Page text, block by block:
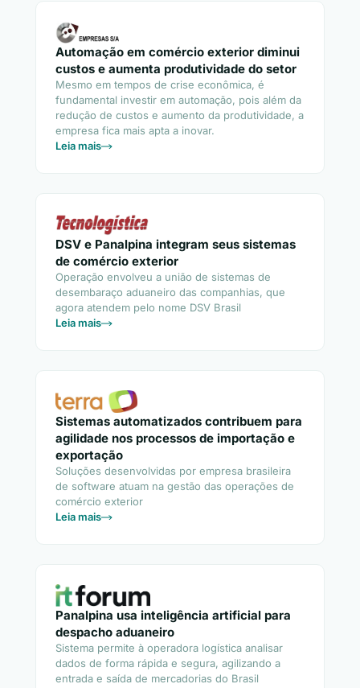
Automação em comércio exterior diminui
custos e aumenta produtividade do setor
Mesmo em tempos de crise econômica, é
fundamental investir em automação, pois além da
redução de custos e aumento da produtividade, a
empresa fica mais apta a inovar.
Leia mais
DSV e Panalpina integram seus sistemas
de comércio exterior
Operação envolveu a união de sistemas de
desembaraço aduaneiro das companhias, que
agora atendem pelo nome DSV Brasil
Leia mais
Sistemas automatizados contribuem para
agilidade nos processos de importação e
exportação
Soluções desenvolvidas por empresa brasileira
de software atuam na gestão das operações de
comércio exterior
Leia mais
Panalpina usa inteligência artificial para
despacho aduaneiro
Sistema permite à operadora logística analisar
dados de forma rápida e segura, agilizando a
entrada e saída de mercadorias do Brasil